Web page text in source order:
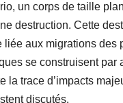
un corps de taille
destruction. Cette
aux migrations des
se construisent par
la trace d’impacts
discutés.